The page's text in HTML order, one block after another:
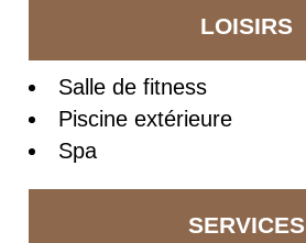
LOISIRS
Salle de fitness
Piscine extérieure
Spa
SERVICES